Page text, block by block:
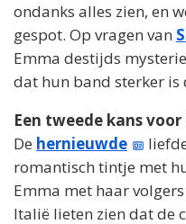
ondanks alles zien, en
gespot. Op vragen van
Emma destijds
dat hun band sterker is
Een tweede kans
De hernieuwde
romantisch tintje met
Emma met haar
Italië lieten zien dat de